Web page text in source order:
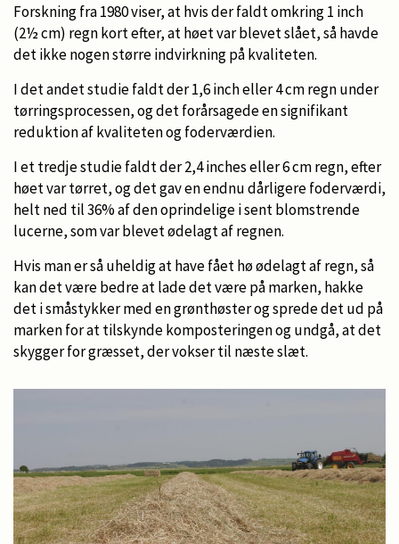
Forskning fra 1980 viser, at hvis der faldt omkring 1 inch
(2½ cm) regn kort efter, at høet var blevet slået, så havde
det ikke nogen større indvirkning på kvaliteten.
I det andet studie faldt der 1,6 inch eller 4 cm regn under
tørringsprocessen, og det forårsagede en signifikant
reduktion af kvaliteten og foderværdien.
I et tredje studie faldt der 2,4 inches eller 6 cm regn, efter
høet var tørret, og det gav en endnu dårligere foderværdi,
helt ned til 36% af den oprindelige i sent blomstrende
lucerne, som var blevet ødelagt af regnen.
Hvis man er så uheldig at have fået hø ødelagt af regn, så
kan det være bedre at lade det være på marken, hakke
det i småstykker med en grønthøster og sprede det ud på
marken for at tilskynde komposteringen og undgå, at det
skygger for græsset, der vokser til næste slæt.